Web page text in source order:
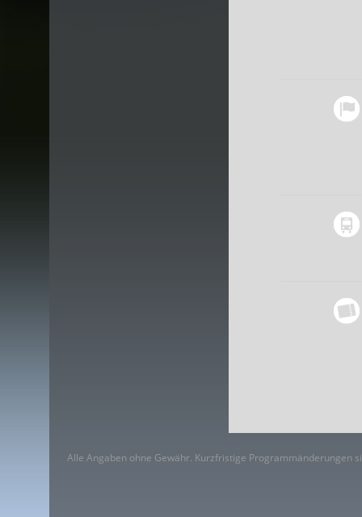
Alle Angaben ohne Gewähr. Kurzfristige Programmänderungen